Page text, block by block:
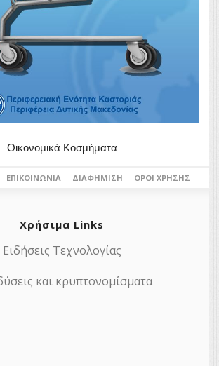
Οικονομικά Κοσμήματα
ΕΠΙΚΟΙΝΩΝΊΑ ΔΙΑΦΉΜΙΣΗ ΌΡΟΙ ΧΡΉΣΗΣ
Χρήσιμα Links
Ειδήσεις Τεχνολογίας
και κρυπτονομίσματα